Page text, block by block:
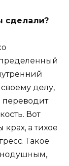
сделали?
делу,
переводит
Вот
крах, а тихое
Такое